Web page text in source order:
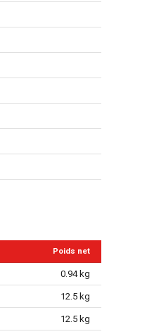
Poids net
0.94 kg
12.5 kg
12.5 kg